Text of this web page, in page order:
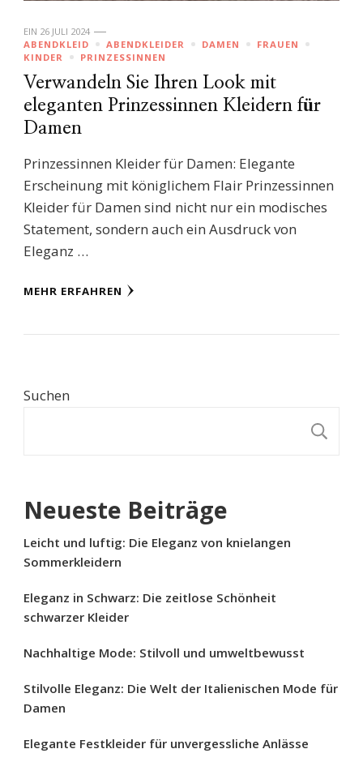
EIN 26 JULI 2024
ABENDKLEID
ABENDKLEIDER DAMEN
FRAUEN
KINDER
PRINZESSINNEN
Verwandeln Sie Ihren Look mit
eleganten Prinzessinnen Kleidern für
Damen
Prinzessinnen Kleider für Damen: Elegante
Erscheinung mit königlichem Flair Prinzessinnen
Kleider für Damen sind nicht nur ein modisches
Statement, sondern auch ein Ausdruck von
Eleganz …
MEHR ERFAHREN
Suchen
Neueste Beiträge
Leicht und luftig: Die Eleganz von knielangen
Sommerkleidern
Eleganz in Schwarz: Die zeitlose Schönheit
schwarzer Kleider
Nachhaltige Mode: Stilvoll und umweltbewusst
Stilvolle Eleganz: Die Welt der Italienischen Mode für
Damen
Elegante Festkleider für unvergessliche Anlässe